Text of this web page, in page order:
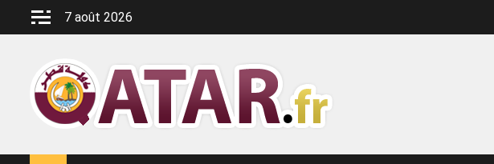
7 août 2026